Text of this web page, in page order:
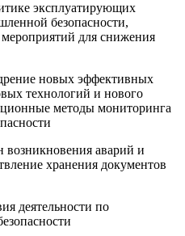
эксплуатирующих
безопасности,
для снижения
новых эффективных
технологий и нового
методы мониторинга
возникновения аварий и
хранения документов
деятельности по